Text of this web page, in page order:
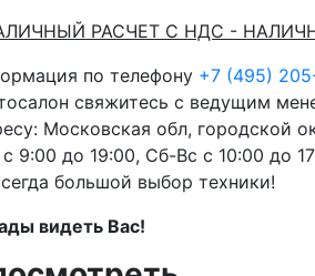
РАСЧЕТ С НДС -
по телефону +7 (495)
свяжитесь с ведущим
Московская обл, городской
9:00 до 19:00, Сб-Вс с 10:00 до
большой выбор техники!
видеть Вас!